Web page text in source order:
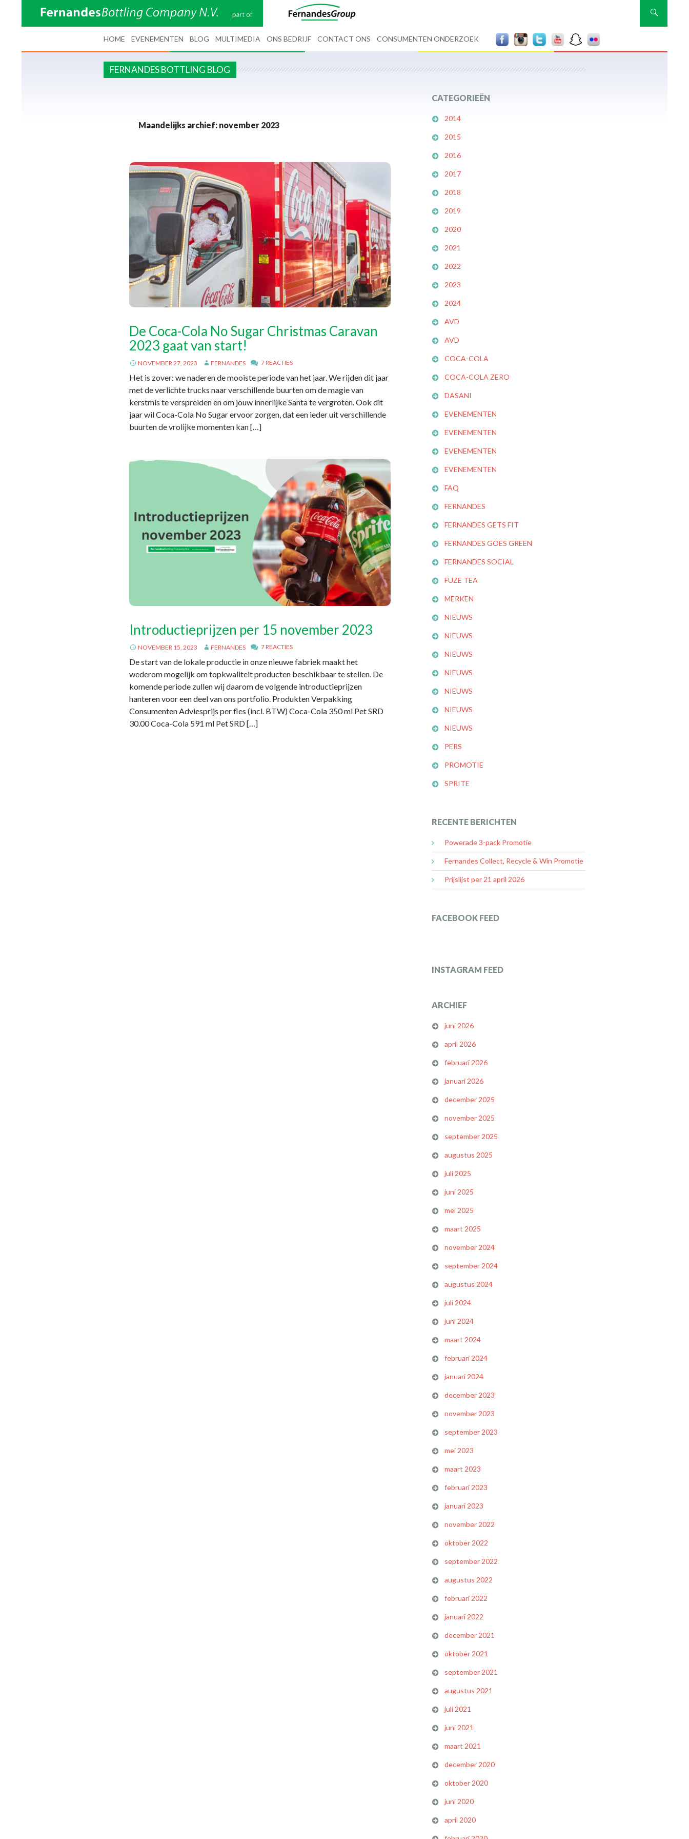
Zoeken
HOME EVENEMENTEN BLOG MULTIMEDIA ONS BEDRIJF CONTACT ONS CONSUMENTEN ONDERZOEK
FERNANDES BOTTLING BLOG
Maandelijks archief: november 2023
De Coca-Cola No Sugar Christmas Caravan
2023 gaat van start!
NOVEMBER 27, 2023 FERNANDES 7 REACTIES
Het is zover: we naderen de mooiste periode van het jaar. We rijden dit jaar
met de verlichte trucks naar verschillende buurten om de magie van
kerstmis te verspreiden en om jouw innerlijke Santa te vergroten. Ook dit
jaar wil Coca-Cola No Sugar ervoor zorgen, dat een ieder uit verschillende
buurten de vrolijke momenten kan […]
Introductieprijzen per 15 november 2023
NOVEMBER 15, 2023 FERNANDES 7 REACTIES
De start van de lokale productie in onze nieuwe fabriek maakt het
wederom mogelijk om topkwaliteit producten beschikbaar te stellen. De
komende periode zullen wij daarom de volgende introductieprijzen
hanteren voor een deel van ons portfolio. Produkten Verpakking
Consumenten Adviesprijs per fles (incl. BTW) Coca-Cola 350 ml Pet SRD
30.00 Coca-Cola 591 ml Pet SRD […]
CATEGORIEËN
2014
2015
2016
2017
2018
2019
2020
2021
2022
2023
2024
AVD
AVD
COCA-COLA
COCA-COLA ZERO
DASANI
EVENEMENTEN
EVENEMENTEN
EVENEMENTEN
EVENEMENTEN
FAQ
FERNANDES
FERNANDES GETS FIT
FERNANDES GOES GREEN
FERNANDES SOCIAL
FUZE TEA
MERKEN
NIEUWS
NIEUWS
NIEUWS
NIEUWS
NIEUWS
NIEUWS
NIEUWS
PERS
PROMOTIE
SPRITE
RECENTE BERICHTEN
Powerade 3-pack Promotie
Fernandes Collect, Recycle & Win Promotie
Prijslijst per 21 april 2026
FACEBOOK FEED
INSTAGRAM FEED
ARCHIEF
juni 2026
april 2026
februari 2026
januari 2026
december 2025
november 2025
september 2025
augustus 2025
juli 2025
juni 2025
mei 2025
maart 2025
november 2024
september 2024
augustus 2024
juli 2024
juni 2024
maart 2024
februari 2024
januari 2024
december 2023
november 2023
september 2023
mei 2023
maart 2023
februari 2023
januari 2023
november 2022
oktober 2022
september 2022
augustus 2022
februari 2022
januari 2022
december 2021
oktober 2021
september 2021
augustus 2021
juli 2021
juni 2021
maart 2021
december 2020
oktober 2020
juni 2020
april 2020